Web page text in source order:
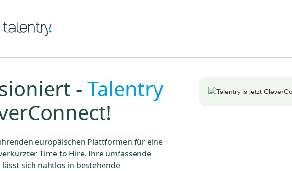
- Talentry
europäischen Plattformen für eine
Time to Hire. Ihre umfassende
sich nahtlos in bestehende